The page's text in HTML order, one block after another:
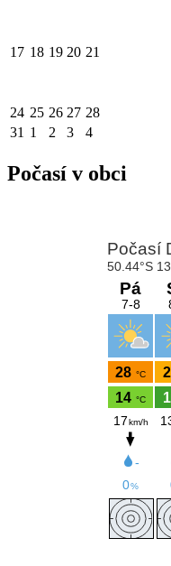
17 18 19 20 21
24 25 26 27 28
31 1 2 3 4
Počasí v obci